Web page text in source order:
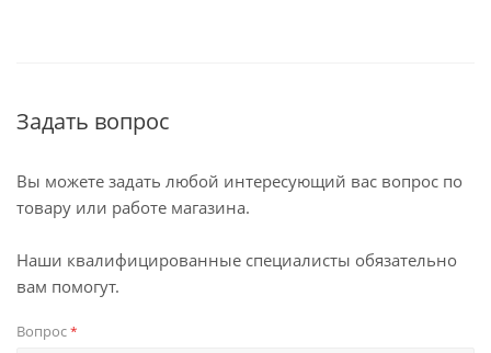
Задать вопрос
Вы можете задать любой интересующий вас вопрос по
товару или работе магазина.
Наши квалифицированные специалисты обязательно
вам помогут.
Вопрос*